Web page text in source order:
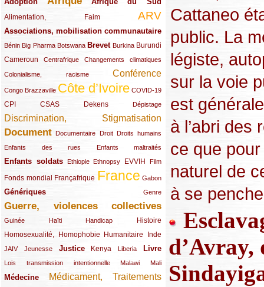
Alimentation, Faim
(48/289) ARV
(203/289)
Associations, mobilisation communautaire
(65/289)
Bénin
(13/289)Big Pharma
(16/289) Botswana
(9/289) Brevet
(83/289) Burkina
(18/289) Burundi
(30/289)
Cameroun
(47/289) Centrafrique
(23/289) Changements climatiques
(10/289)
Colonialisme, racisme
(19/289) Conférence
(118/289)
Congo Brazzaville
(24/289) Côte d’Ivoire
(263/289) COVID-19
(13/289)
CPI
(48/289) CSAS
(32/289) Dekens
(29/289) Dépistage
(19/289)
Discrimination, Stigmatisation
(131/289)
Document
(145/289) Documentaire
(9/289) Droit
(20/289) Droits humains
(22/289)
Enfants des rues
(21/289) Enfants maltraités
(10/289)
Enfants soldats
(68/289) Ethiopie
(12/289) Ethnopsy
(15/289) EVVIH
(55/289) Film
(22/289)
Fonds mondial
(48/289) Françafrique
(39/289) France
(289/289) Gabon
(12/289)
Génériques
(59/289) Genre
(22/289)
Guerre, violences collectives
(149/289)
Guinée
(12/289) Haïti
(15/289) Handicap
(10/289) Histoire
(49/289)
Homosexualité, Homophobie
(44/289) Humanitaire
(47/289) Inde
(34/289)
JAIV
(10/289)Jeunesse
(21/289) Justice
(65/289) Kenya
(35/289) Liberia
(25/289) Livre
(62/289)
Lois transmission intentionnelle
(24/289) Malawi
(11/289) Mali
(21/289)
Médecine
(62/289) Médicament, Traitements
(142/289)
Cattaneo
public. La
légiste,
sur la voie
est
à l’abri des
ce que
naturel de
à se
d’Avray,